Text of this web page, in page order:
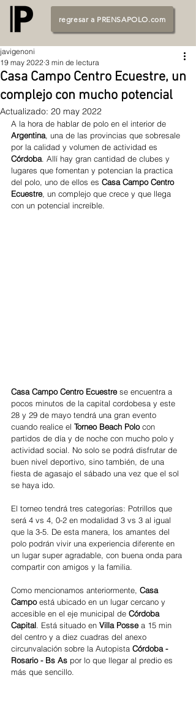
regresar a PRENSAPOLO.com
Casa Campo Centro Ecuestre, un
complejo con mucho potencial
javigenoni
19 may 2022 3 min de lectura
Actualizado: 20 may 2022
A la hora de hablar de polo en el interior de
Argentina, una de las provincias que sobresale
por la calidad y volumen de actividad es
Córdoba. Allí hay gran cantidad de clubes y
lugares que fomentan y potencian la practica
del polo, uno de ellos es Casa Campo Centro
Ecuestre, un complejo que crece y que llega
con un potencial increíble.
Casa Campo Centro Ecuestre se encuentra a
pocos minutos de la capital cordobesa y este
28 y 29 de mayo tendrá una gran evento
cuando realice el Torneo Beach Polo con
partidos de día y de noche con mucho polo y
actividad social. No solo se podrá disfrutar de
buen nivel deportivo, sino también, de una
fiesta de agasajo el sábado una vez que el sol
se haya ido.
El torneo tendrá tres categorías: Potrillos que
será 4 vs 4, 0-2 en modalidad 3 vs 3 al igual
que la 3-5. De esta manera, los amantes del
polo podrán vivir una experiencia diferente en
un lugar super agradable, con buena onda para
compartir con amigos y la familia.
Como mencionamos anteriormente, Casa
Campo está ubicado en un lugar cercano y
accesible en el eje municipal de Córdoba
Capital. Está situado en Villa Posse a 15 min
del centro y a diez cuadras del anexo
circunvalación sobre la Autopista Córdoba -
Rosario - Bs As por lo que llegar al predio es
más que sencillo.